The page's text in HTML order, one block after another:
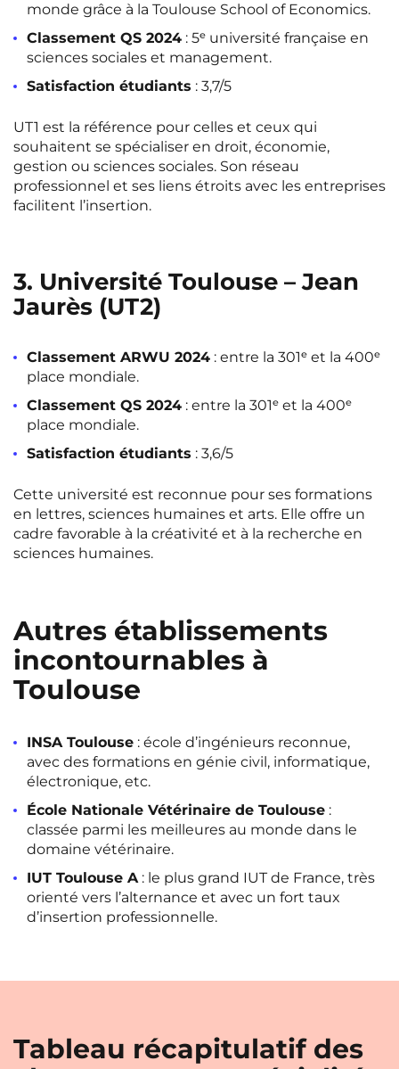
monde grâce à la Toulouse School of Economics.
Classement QS 2024 : 5ᵉ université française en
sciences sociales et management.
Satisfaction étudiants : 3,7/5
UT1 est la référence pour celles et ceux qui
souhaitent se spécialiser en droit, économie,
gestion ou sciences sociales. Son réseau
professionnel et ses liens étroits avec les entreprises
facilitent l’insertion.
3. Université Toulouse – Jean
Jaurès (UT2)
Classement ARWU 2024 : entre la 301ᵉ et la 400ᵉ
place mondiale.
Classement QS 2024 : entre la 301ᵉ et la 400ᵉ
place mondiale.
Satisfaction étudiants : 3,6/5
Cette université est reconnue pour ses formations
en lettres, sciences humaines et arts. Elle offre un
cadre favorable à la créativité et à la recherche en
sciences humaines.
Autres établissements
incontournables à
Toulouse
INSA Toulouse : école d’ingénieurs reconnue,
avec des formations en génie civil, informatique,
électronique, etc.
École Nationale Vétérinaire de Toulouse :
classée parmi les meilleures au monde dans le
domaine vétérinaire.
IUT Toulouse A: le plus grand IUT de France, très
orienté vers l’alternance et avec un fort taux
d’insertion professionnelle.
Tableau récapitulatif des